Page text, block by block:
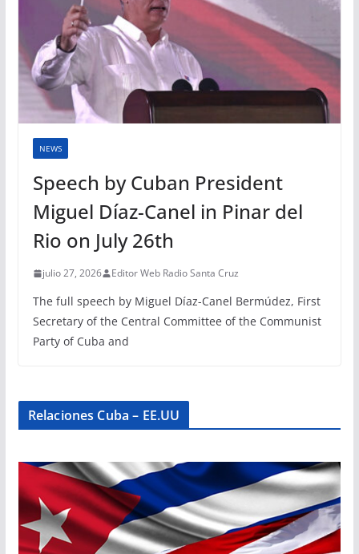
NEWS
Speech by Cuban President
Miguel Díaz-Canel in Pinar del
Rio on July 26th
julio 27, 2026 Editor Web Radio Santa Cruz
The full speech by Miguel Díaz-Canel Bermúdez, First
Secretary of the Central Committee of the Communist
Party of Cuba and
Relaciones Cuba – EE.UU